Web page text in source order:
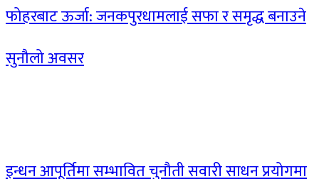
फोहरबाट ऊर्जा: जनकपुरधामलाई सफा र समृद्ध बनाउने
सुनौलो अवसर
इन्धन आपूर्तिमा सम्भावित चुनौती सवारी साधन प्रयोगमा